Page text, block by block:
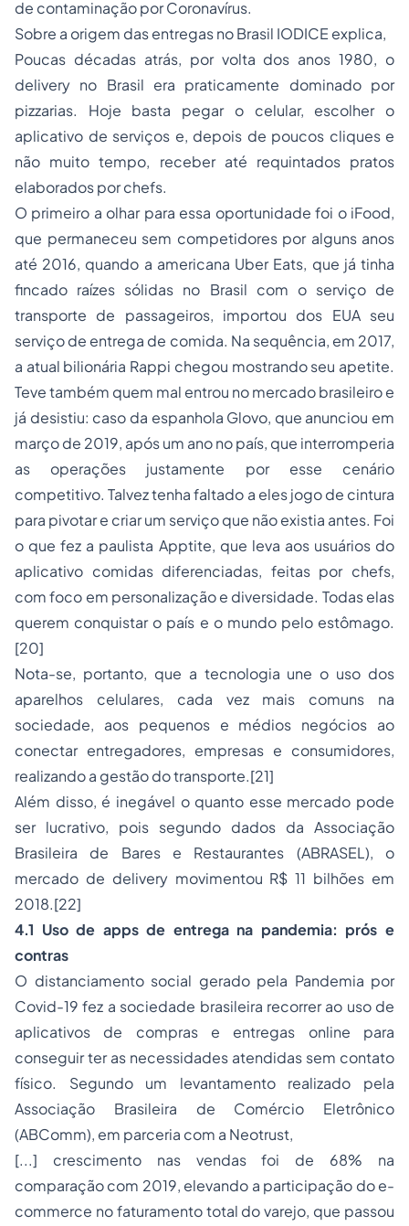
de contaminação por Coronavírus.
Sobre a origem das entregas no Brasil IODICE explica,
Poucas décadas atrás, por volta dos anos 1980, o
delivery no Brasil era praticamente dominado por
pizzarias. Hoje basta pegar o celular, escolher o
aplicativo de serviços e, depois de poucos cliques e
não muito tempo, receber até requintados pratos
elaborados por chefs.
O primeiro a olhar para essa oportunidade foi o iFood,
que permaneceu sem competidores por alguns anos
até 2016, quando a americana Uber Eats, que já tinha
fincado raízes sólidas no Brasil com o serviço de
transporte de passageiros, importou dos EUA seu
serviço de entrega de comida. Na sequência, em 2017,
a atual bilionária Rappi chegou mostrando seu apetite.
Teve também quem mal entrou no mercado brasileiro e
já desistiu: caso da espanhola Glovo, que anunciou em
março de 2019, após um ano no país, que interromperia
as operações justamente por esse cenário
competitivo. Talvez tenha faltado a eles jogo de cintura
para pivotar e criar um serviço que não existia antes. Foi
o que fez a paulista Apptite, que leva aos usuários do
aplicativo comidas diferenciadas, feitas por chefs,
com foco em personalização e diversidade. Todas elas
querem conquistar o país e o mundo pelo estômago.
[20]
Nota-se, portanto, que a tecnologia une o uso dos
aparelhos celulares, cada vez mais comuns na
sociedade, aos pequenos e médios negócios ao
conectar entregadores, empresas e consumidores,
realizando a gestão do transporte.[21]
Além disso, é inegável o quanto esse mercado pode
ser lucrativo, pois segundo dados da Associação
Brasileira de Bares e Restaurantes (ABRASEL), o
mercado de delivery movimentou R$ 11 bilhões em
2018.[22]
4.1 Uso de appsde entrega na pandemia: prós e
contras
O distanciamento social gerado pela Pandemia por
Covid-19 fez a sociedade brasileira recorrer ao uso de
aplicativos de compras e entregas online para
conseguir ter as necessidades atendidas sem contato
físico. Segundo um levantamento realizado pela
Associação Brasileira de Comércio Eletrônico
(ABComm), em parceria com a Neotrust,
[...] crescimento nas vendas foi de 68% na
comparação com 2019, elevando a participação do e-
commerce no faturamento total do varejo, que passou